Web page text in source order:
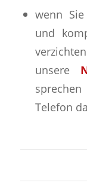
wenn
und
unsere
Telefon